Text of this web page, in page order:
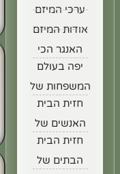
ערכי המיזם
אודות המיזם
האנגר הכי
יפה בעולם
המשפחות של
חזית הבית
האנשים של
חזית הבית
הבתים של